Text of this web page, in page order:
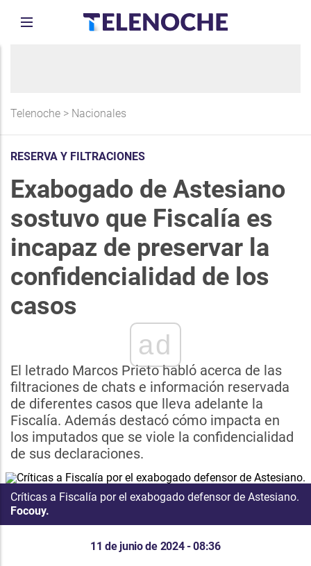
Telenoche > Nacionales
RESERVA Y FILTRACIONES
Exabogado de Astesiano
sostuvo que Fiscalía es
incapaz de preservar la
confidencialidad de los
casos
ad
El letrado Marcos Prieto habló acerca de las
filtraciones de chats e información reservada
de diferentes casos que lleva adelante la
Fiscalía. Además destacó cómo impacta en
los imputados que se viole la confidencialidad
de sus declaraciones.
Críticas a Fiscalía por el exabogado defensor de Astesiano.
Focouy.
11 de junio de 2024 - 08:36